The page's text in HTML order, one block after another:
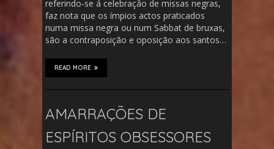
referindo-se á celebração de missas negras,
faz nota que os ímpios actos praticados
numa missa negra ou num Sabbat de bruxas,
são a contraposição e oposição aos santos…
READ MORE
AMARRAÇÕES DE
ESPÍRITOS OBSESSORES